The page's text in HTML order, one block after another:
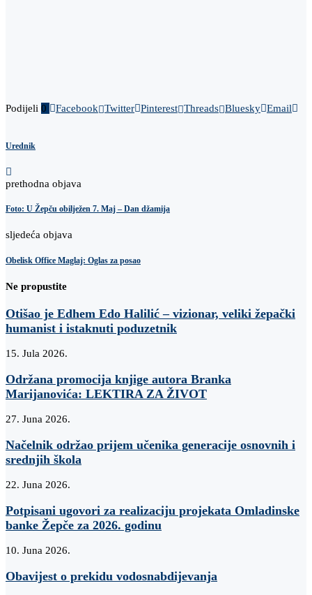
Podijeli 0 Facebook Twitter Pinterest Threads Bluesky Email
Urednik
prethodna objava
Foto: U Žepču obilježen 7. Maj – Dan džamija
sljedeća objava
Obelisk Office Maglaj: Oglas za posao
Ne propustite
Otišao je Edhem Edo Halilić – vizionar, veliki žepački
humanist i istaknuti poduzetnik
15. Jula 2026.
Održana promocija knjige autora Branka
Marijanovića: LEKTIRA ZA ŽIVOT
27. Juna 2026.
Načelnik održao prijem učenika generacije osnovnih i
srednjih škola
22. Juna 2026.
Potpisani ugovori za realizaciju projekata Omladinske
banke Žepče za 2026. godinu
10. Juna 2026.
Obavijest o prekidu vodosnabdijevanja